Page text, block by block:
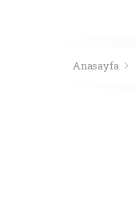
Anasayfa